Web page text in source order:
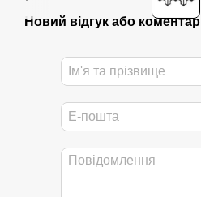
Новий відгук або коментар